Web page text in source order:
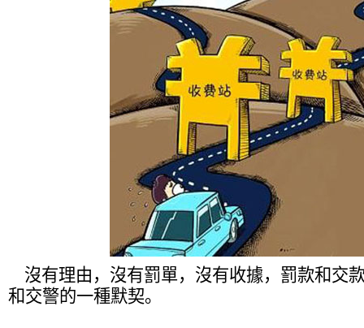
沒有理由，沒有罰單，沒有收據，罰款和交
和交警的一種默契。